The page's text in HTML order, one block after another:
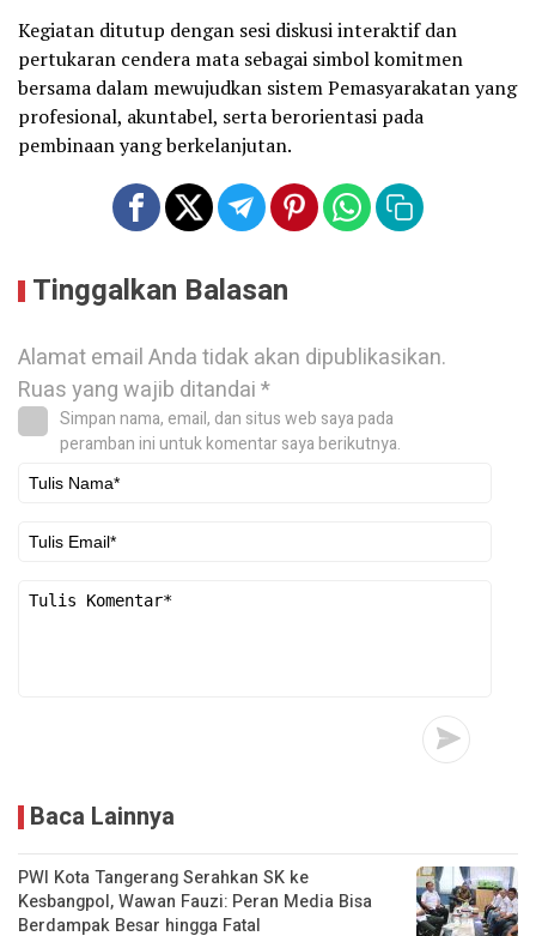
Kegiatan ditutup dengan sesi diskusi interaktif dan
pertukaran cendera mata sebagai simbol komitmen
bersama dalam mewujudkan sistem Pemasyarakatan yang
profesional, akuntabel, serta berorientasi pada
pembinaan yang berkelanjutan.
Tinggalkan Balasan
Alamat email Anda tidak akan dipublikasikan.
Ruas yang wajib ditandai*
Simpan nama, email, dan situs web saya pada
peramban ini untuk komentar saya berikutnya.
Baca Lainnya
PWI Kota Tangerang Serahkan SK ke
Kesbangpol, Wawan Fauzi: Peran Media Bisa
Berdampak Besar hingga Fatal